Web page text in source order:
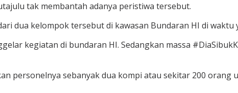
tak membantah adanya peristiwa tersebut.
dua kelompok tersebut di kawasan Bundaran HI di waktu
kegiatan di bundaran HI. Sedangkan massa
personelnya sebanyak dua kompi atau sekitar 200 orang